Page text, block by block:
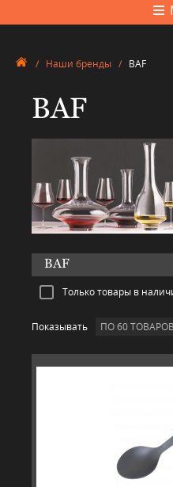
/ Наши бренды / BAF
BAF
BAF
Только товары в
Показывать ПО 60 ТОВАРОВ